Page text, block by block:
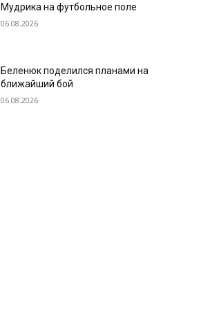
Мудрика на футбольное поле
06.08.2026
Беленюк поделился планами на
ближайший бой
06.08.2026